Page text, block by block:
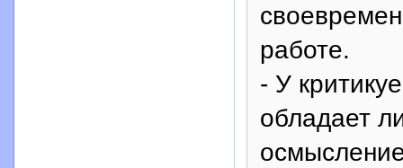
работе.
- У
обладает